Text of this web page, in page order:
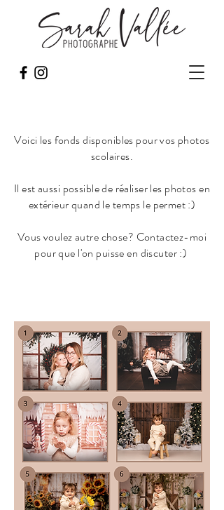
Voici les fonds disponibles pour vos photos
scolaires.
Il est aussi possible de réaliser les photos en
extérieur quand le temps le permet :)
Vous voulez autre chose? Contactez-moi
pour que l'on puisse en discuter :)